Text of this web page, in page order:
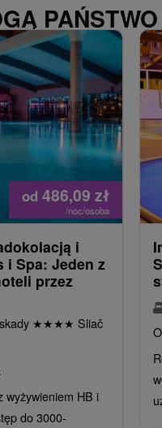
od 486,09 zł
/noc/osoba
i
i Spa: Jeden z
przez
★★★★ Sliač
wyżywieniem HB i
do 3000-